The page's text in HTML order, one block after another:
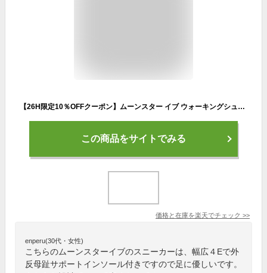
【26H限定10％OFFクーポン】ムーンスター イブ ウォーキングシューズ レディース 歩きやすい 疲れにくい つまづきにくい 滑りにくい 痛くない 軽量 履きやすい やわらかい 外反母趾 防滑 4E 幅広 ファスナー付き シニア 高齢者 婦人 スニーカー シューズ 靴 EVE195 195TX
この商品をサイトでみる
価格と在庫を楽天でチェック >>
enperu(30代・女性)
こちらのムーンスターイブのスニーカーは、幅広４Eで外
反母趾サポートインソール付きですので足に優しいです。